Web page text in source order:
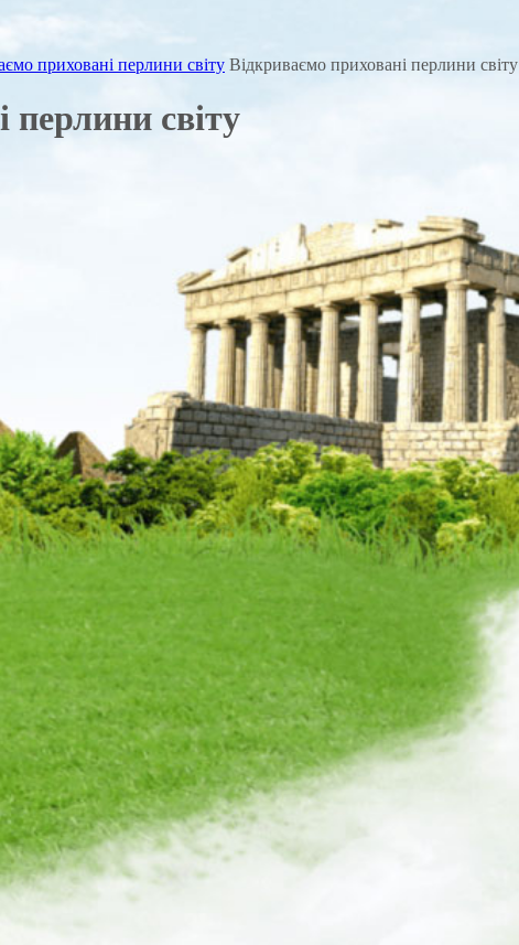
приховані перлини світу Відкриваємо приховані перлини світу
перлини світу